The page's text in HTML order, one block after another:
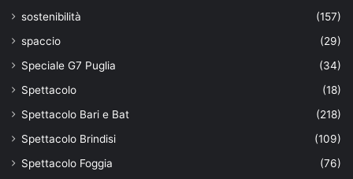
sostenibilità
(157)
spaccio
(29)
Speciale G7 Puglia
(34)
Spettacolo
(18)
Spettacolo Bari e Bat
(218)
Spettacolo Brindisi
(109)
Spettacolo Foggia
(76)